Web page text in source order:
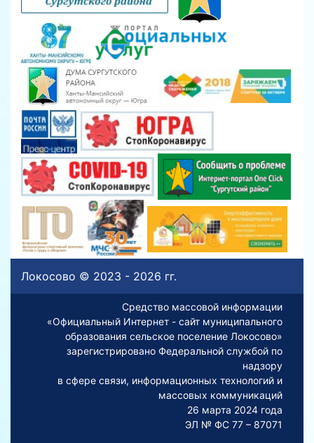
Локосово © 2023 - 2026 гг.
Средство массовой информации
«Официальный Интернет - сайт муниципального
образования сельское поселение Локосово»
зарегистрировано Федеральной службой по
надзору
в сфере связи, информационных технологий и
массовых коммуникаций
26 марта 2024 года
ЭЛ № ФС 77 – 87071